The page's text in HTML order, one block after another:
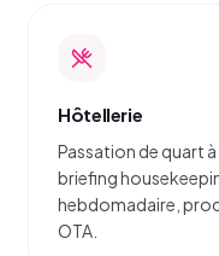
Hôtellerie
Passation de quart
briefing
hebdomadaire,
OTA.